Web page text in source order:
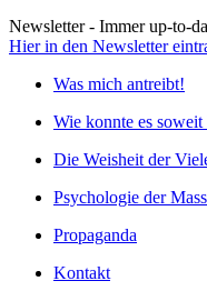
Newsletter - Immer up-to-
Hier in den Newsletter
Was mich antreibt!
Wie konnte es soweit
Die Weisheit der
Psychologie der
Propaganda
Kontakt